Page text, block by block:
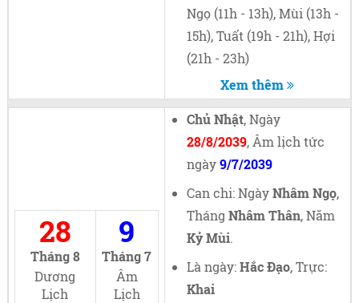
Ngọ (11h - 13h), Mùi (13h -
15h), Tuất (19h - 21h), Hợi
(21h - 23h)
Xem thêm
28
Tháng 8
Dương
Lịch
9
Tháng 7
Âm
Lịch
Chủ Nhật, Ngày
28/8/2039, Âm lịch tức
ngày9/7/2039
Can chi: NgàyNhâm Ngọ,
Tháng Nhâm Thân, Năm
Kỷ Mùi.
Là ngày:Hắc Đạo, Trực:
Khai